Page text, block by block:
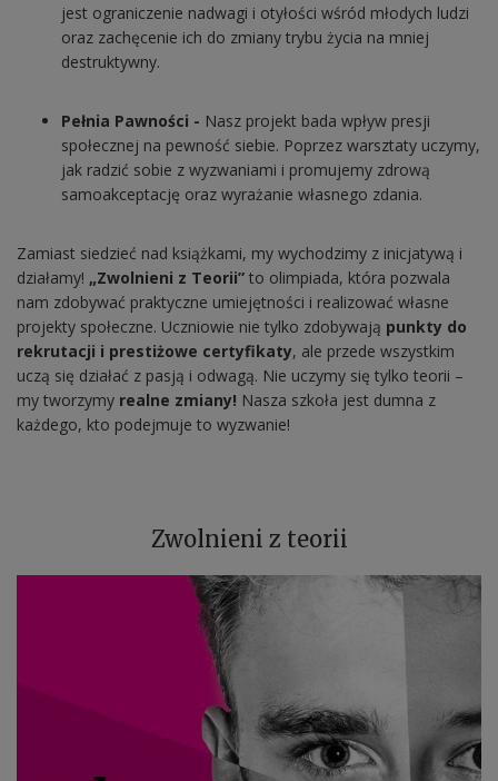
jest ograniczenie nadwagi i otyłości wśród młodych ludzi
oraz zachęcenie ich do zmiany trybu życia na mniej
destruktywny.
Pełnia Pawności - Nasz projekt bada wpływ presji
społecznej na pewność siebie. Poprzez warsztaty uczymy,
jak radzić sobie z wyzwaniami i promujemy zdrową
samoakceptację oraz wyrażanie własnego zdania.
Zamiast siedzieć nad książkami, my wychodzimy z inicjatywą i
działamy! „Zwolnieni z Teorii” to olimpiada, która pozwala
nam zdobywać praktyczne umiejętności i realizować własne
projekty społeczne. Uczniowie nie tylko zdobywają punkty do
rekrutacji i prestiżowe certyfikaty, ale przede wszystkim
uczą się działać z pasją i odwagą. Nie uczymy się tylko teorii –
my tworzymy realne zmiany! Nasza szkoła jest dumna z
każdego, kto podejmuje to wyzwanie!
Zwolnieni z teorii